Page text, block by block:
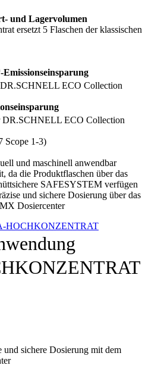
und Lagervolumen
ersetzt 5 Flaschen der klassischen
Emissionseinsparung
ECO Collection
DR.SCHNELL ECO Collection
Scope 1-3)
und maschinell anwendbar
da die Produktflaschen über das
SAFESYSTEM verfügen
und sichere Dosierung über das
Dosiercenter
HOCHKONZENTRAT
und sichere Dosierung mit dem